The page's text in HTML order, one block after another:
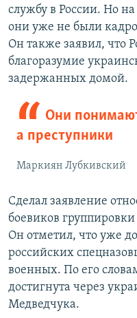
службу в России. Но
они уже не были
Он также заявил, что
благоразумие
задержанных домой.
Они
а преступники
Маркиян Лубкивский
Сделал заявление
боевиков
Он отметил, что уже
российских
военных. По его
достигнута через
Медведчука.